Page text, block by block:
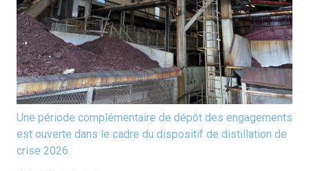
Une période complémentaire de dépôt des engagements
est ouverte dans le cadre du dispositif de distillation de
crise 2026.